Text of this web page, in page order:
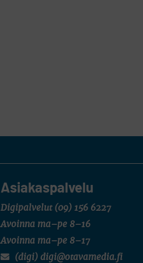
Asiakaspalvelu
Digipalvelut (09) 156 6227
Avoinna ma–pe 8–16
Avoinna ma–pe 8–17
(digi) digi@otavamedia.fi